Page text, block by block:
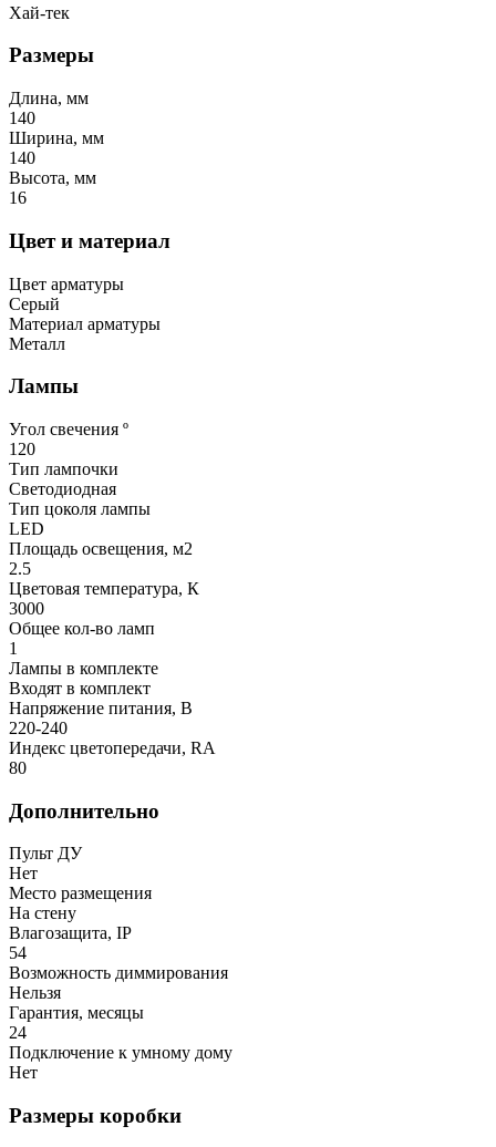
Хай-тек
Размеры
Длина, мм
140
Ширина, мм
140
Высота, мм
16
Цвет и материал
Цвет арматуры
Серый
Материал арматуры
Металл
Лампы
Угол свечения º
120
Тип лампочки
Светодиодная
Тип цоколя лампы
LED
Площадь освещения, м2
2.5
Цветовая температура, К
3000
Общее кол-во ламп
1
Лампы в комплекте
Входят в комплект
Напряжение питания, В
220-240
Индекс цветопередачи, RA
80
Дополнительно
Пульт ДУ
Нет
Место размещения
На стену
Влагозащита, IP
54
Возможность диммирования
Нельзя
Гарантия, месяцы
24
Подключение к умному дому
Нет
Размеры коробки